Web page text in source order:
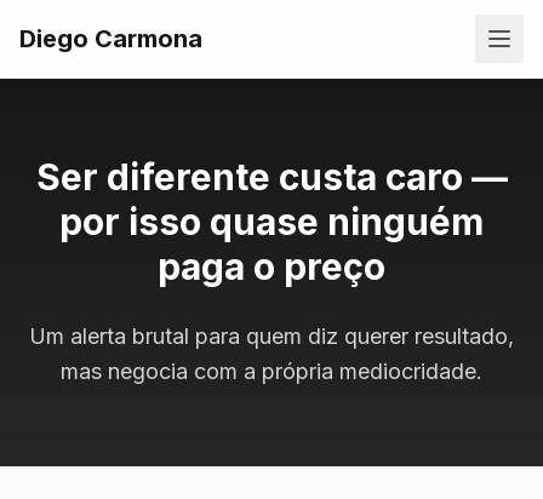
Diego Carmona
Ser diferente custa caro —
por isso quase ninguém
paga o preço
Um alerta brutal para quem diz querer resultado,
mas negocia com a própria mediocridade.